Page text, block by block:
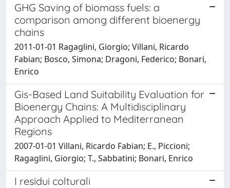
GHG Saving of biomass fuels: a
comparison among different bioenergy
chains
2011-01-01 Ragaglini, Giorgio; Villani, Ricardo
Fabian; Bosco, Simona; Dragoni, Federico; Bonari,
Enrico
Gis-Based Land Suitability Evaluation for
Bioenergy Chains: A Multidisciplinary
Approach Applied to Mediterranean
Regions
2007-01-01 Villani, Ricardo Fabian; E., Piccioni;
Ragaglini, Giorgio; T., Sabbatini; Bonari, Enrico
I residui colturali